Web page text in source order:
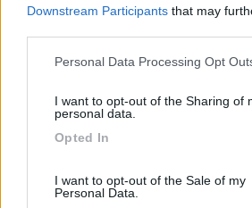
Downstream Participants that may
Please note that this website/app uses
not limited to your visit or usage
grant or deny consent to Google and
use your data for below specified
Personal Data Processing Opt
I want to opt-out of the Sharing of
personal data.
Opted In
I want to opt-out of the Sale of my
Personal Data.
Chester - 499.9km
Castle Drive